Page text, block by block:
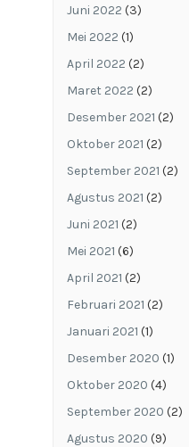
Juni 2022 (3)
Mei 2022 (1)
April 2022 (2)
Maret 2022 (2)
Desember 2021 (2)
Oktober 2021 (2)
September 2021 (2)
Agustus 2021 (2)
Juni 2021 (2)
Mei 2021 (6)
April 2021 (2)
Februari 2021 (2)
Januari 2021 (1)
Desember 2020 (1)
Oktober 2020 (4)
September 2020 (2)
Agustus 2020 (9)